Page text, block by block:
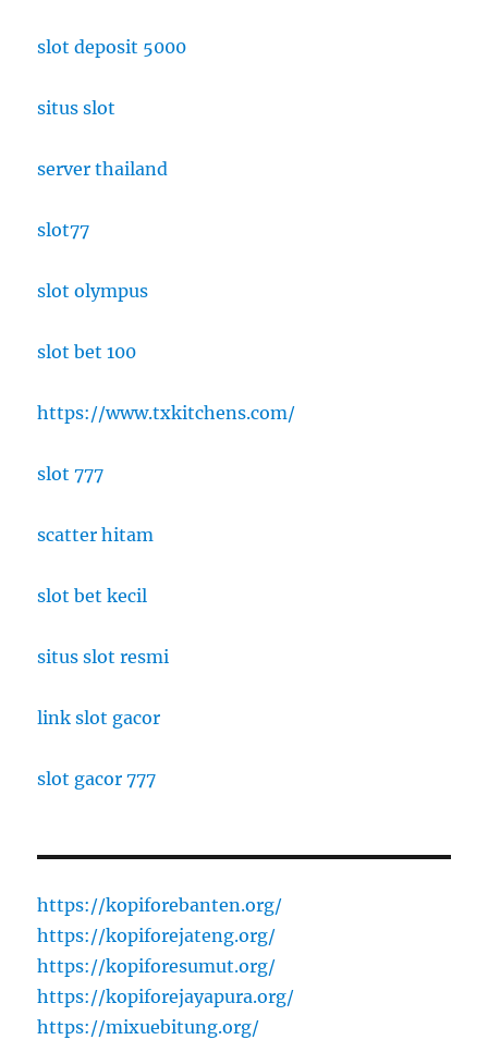
slot deposit 5000
situs slot
server thailand
slot77
slot olympus
slot bet 100
https://www.txkitchens.com/
slot 777
scatter hitam
slot bet kecil
situs slot resmi
link slot gacor
slot gacor 777
https://kopiforebanten.org/
https://kopiforejateng.org/
https://kopiforesumut.org/
https://kopiforejayapura.org/
https://mixuebitung.org/